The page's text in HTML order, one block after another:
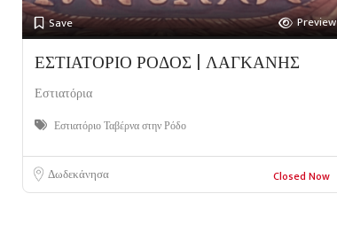
Save Preview
ΕΣΤΙΑΤΟΡΙΟ ΡΟΔΟΣ | ΛΑΓΚΑΝΗΣ
Εστιατόρια
Εστιατόριο Ταβέρνα στην Ρόδο
Δωδεκάνησα Closed Now